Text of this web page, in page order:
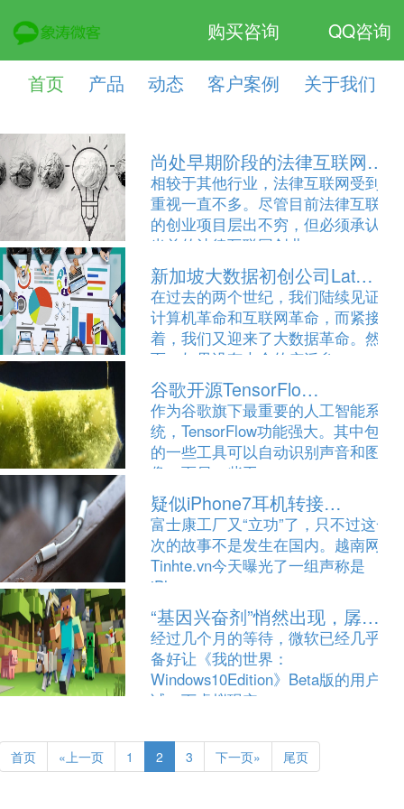
购买咨询 QQ咨询
首页 产品 动态 客户案例 关于我们
尚处早期阶段的法律互联网创…
相较于其他行业，法律互联网受到的
重视一直不多。尽管目前法律互联网
的创业项目层出不穷，但必须承认，
当前的法律互联网创业…
[2016-09-27]
新加坡大数据初创公司Lat…
在过去的两个世纪，我们陆续见证了
计算机革命和互联网革命，而紧接
着，我们又迎来了大数据革命。然
而，如果没有大众的广泛参…
[2016-09-27]
谷歌开源TensorFlo…
作为谷歌旗下最重要的人工智能系
统，TensorFlow功能强大。其中包含
的一些工具可以自动识别声音和图
像，而另一些工…
[2016-07-29]
疑似iPhone7耳机转接…
富士康工厂又“立功”了，只不过这一
次的故事不是发生在国内。越南网站
Tinhte.vn今天曝光了一组声称是
iPhone…
[2016-07-29]
“基因兴奋剂”悄然出现，孱…
经过几个月的等待，微软已经几乎准
备好让《我的世界：
Windows10Edition》Beta版的用户尝
试一下虚拟现实…
首页 «上一页 1 2 3 下一页» 尾页